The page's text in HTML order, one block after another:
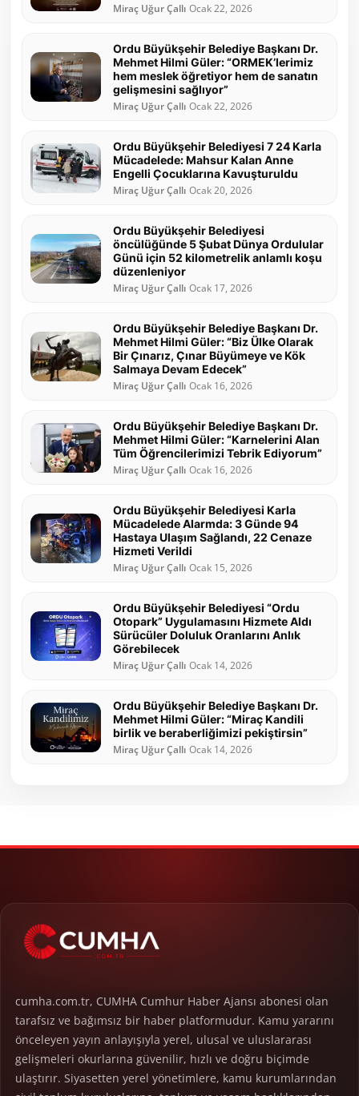
Miraç Uğur Çallı Ocak 22, 2026
Ordu Büyükşehir Belediye Başkanı Dr.
Mehmet Hilmi Güler: “ORMEK’lerimiz
hem meslek öğretiyor hem de sanatın
gelişmesini sağlıyor”
Miraç Uğur Çallı Ocak 22, 2026
Ordu Büyükşehir Belediyesi 7 24 Karla
Mücadelede: Mahsur Kalan Anne
Engelli Çocuklarına Kavuşturuldu
Miraç Uğur Çallı Ocak 20, 2026
Ordu Büyükşehir Belediyesi
öncülüğünde 5 Şubat Dünya Ordulular
Günü için 52 kilometrelik anlamlı koşu
düzenleniyor
Miraç Uğur Çallı Ocak 17, 2026
Ordu Büyükşehir Belediye Başkanı Dr.
Mehmet Hilmi Güler: “Biz Ülke Olarak
Bir Çınarız, Çınar Büyümeye ve Kök
Salmaya Devam Edecek”
Miraç Uğur Çallı Ocak 16, 2026
Ordu Büyükşehir Belediye Başkanı Dr.
Mehmet Hilmi Güler: “Karnelerini Alan
Tüm Öğrencilerimizi Tebrik Ediyorum”
Miraç Uğur Çallı Ocak 16, 2026
Ordu Büyükşehir Belediyesi Karla
Mücadelede Alarmda: 3 Günde 94
Hastaya Ulaşım Sağlandı, 22 Cenaze
Hizmeti Verildi
Miraç Uğur Çallı Ocak 15, 2026
Ordu Büyükşehir Belediyesi “Ordu
Otopark” Uygulamasını Hizmete Aldı
Sürücüler Doluluk Oranlarını Anlık
Görebilecek
Miraç Uğur Çallı Ocak 14, 2026
Ordu Büyükşehir Belediye Başkanı Dr.
Mehmet Hilmi Güler: “Miraç Kandili
birlik ve beraberliğimizi pekiştirsin”
Miraç Uğur Çallı Ocak 14, 2026
cumha.com.tr, CUMHA Cumhur Haber Ajansı abonesi olan
tarafsız ve bağımsız bir haber platformudur. Kamu yararını
önceleyen yayın anlayışıyla yerel, ulusal ve uluslararası
gelişmeleri okurlarına güvenilir, hızlı ve doğru biçimde
ulaştırır. Siyasetten yerel yönetimlere, kamu kurumlarından